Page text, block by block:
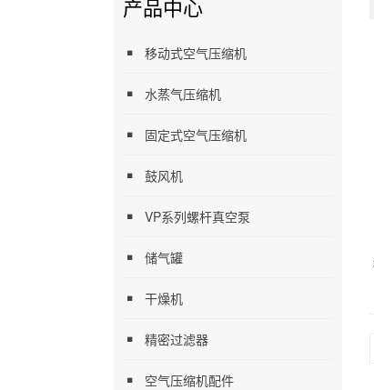
产品中心
移动式空气压缩机
水蒸气压缩机
固定式空气压缩机
鼓风机
VP系列螺杆真空泵
储气罐
干燥机
精密过滤器
空气压缩机配件